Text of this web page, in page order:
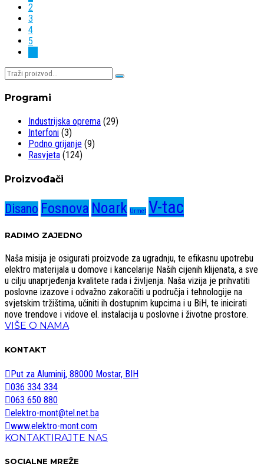
2
3
4
5
Pretraživaj:
Programi
Industrijska oprema (29)
Interfoni (3)
Podno grijanje (9)
Rasvjeta (124)
Proizvođači
Disano Fosnova Noark Urmet V-tac
RADIMO ZAJEDNO
Naša misija je osigurati proizvode za ugradnju, te efikasnu upotrebu
elektro materijala u domove i kancelarije Naših cijenih klijenata, a sve
u cilju unaprjeđenja kvalitete rada i življenja. Naša vizija je prihvatiti
poslovne izazove i odvažno zakoračiti u područja i tehnologije na
svjetskim tržištima, učiniti ih dostupnim kupcima i u BiH, te inicirati
nove trendove i vidove el. instalacija u poslovne i životne prostore.
VIŠE O NAMA
KONTAKT
Put za Aluminij, 88000 Mostar, BIH
036 334 334
063 650 880
elektro-mont@tel.net.ba
www.elektro-mont.com
KONTAKTIRAJTE NAS
SOCIALNE MREŽE